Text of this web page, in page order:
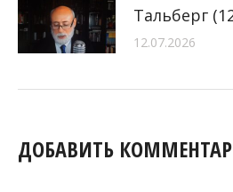
Тальберг
12.07.2026
ДОБАВИТЬ